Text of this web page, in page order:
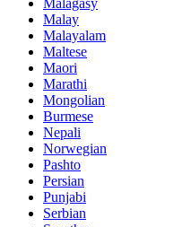
Malay
Malayalam
Maltese
Maori
Marathi
Mongolian
Burmese
Nepali
Norwegian
Pashto
Persian
Punjabi
Serbian